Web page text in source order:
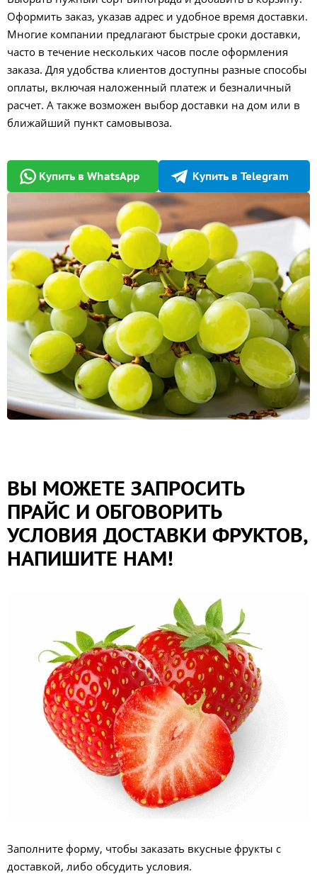
Оформить заказ, указав адрес и удобное время доставки.
Многие компании предлагают быстрые сроки доставки,
часто в течение нескольких часов после оформления
заказа. Для удобства клиентов доступны разные способы
оплаты, включая наложенный платеж и безналичный
расчет. А также возможен выбор доставки на дом или в
ближайший пункт самовывоза.
Купить в WhatsApp Купить в Telegram
ВЫ МОЖЕТЕ ЗАПРОСИТЬ
ПРАЙС И ОБГОВОРИТЬ
УСЛОВИЯ ДОСТАВКИ ФРУКТОВ,
НАПИШИТЕ НАМ!
Заполните форму, чтобы заказать вкусные фрукты с
доставкой, либо обсудить условия.